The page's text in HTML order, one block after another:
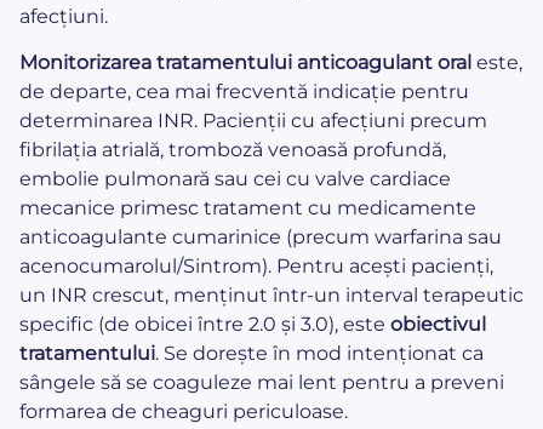
afecțiuni.
Monitorizarea tratamentului anticoagulant oral este,
de departe, cea mai frecventă indicație pentru
determinarea INR. Pacienții cu afecțiuni precum
fibrilația atrială, tromboză venoasă profundă,
embolie pulmonară sau cei cu valve cardiace
mecanice primesc tratament cu medicamente
anticoagulante cumarinice (precum warfarina sau
acenocumarolul/Sintrom). Pentru acești pacienți,
un INR crescut, menținut într-un interval terapeutic
specific (de obicei între 2.0 și 3.0), este obiectivul
tratamentului. Se dorește în mod intenționat ca
sângele să se coaguleze mai lent pentru a preveni
formarea de cheaguri periculoase.